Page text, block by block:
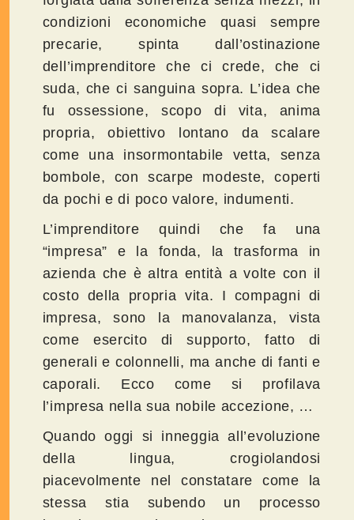
condizioni economiche quasi sempre
precarie, spinta dall’ostinazione
dell’imprenditore che ci crede, che ci
suda, che ci sanguina sopra. L’idea che
fu ossessione, scopo di vita, anima
propria, obiettivo lontano da scalare
come una insormontabile vetta, senza
bombole, con scarpe modeste, coperti
da pochi e di poco valore, indumenti.
L’imprenditore quindi che fa una
“impresa” e la fonda, la trasforma in
azienda che è altra entità a volte con il
costo della propria vita. I compagni di
impresa, sono la manovalanza, vista
come esercito di supporto, fatto di
generali e colonnelli, ma anche di fanti e
caporali. Ecco come si profilava
l’impresa nella sua nobile accezione, …
Quando oggi si inneggia all’evoluzione
della lingua, crogiolandosi
piacevolmente nel constatare come la
stessa stia subendo un processo